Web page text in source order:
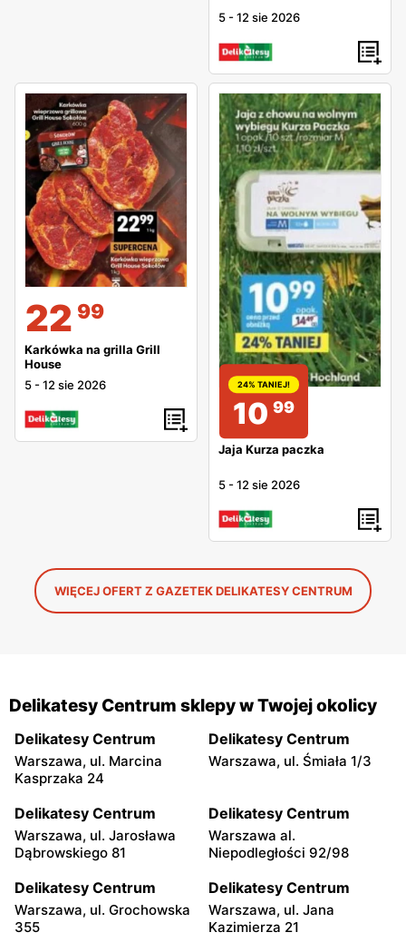
5 -12 sie 2026
22 99
Karkówka na grilla Grill
House
5 -12 sie 2026 24% TANIEJ!
10 99
Jaja Kurza paczka
5 -12 sie 2026
WIĘCEJ OFERT Z GAZETEK DELIKATESY CENTRUM
Delikatesy Centrum sklepy w Twojej okolicy
Delikatesy Centrum
Warszawa, ul. Marcina
Kasprzaka 24
Delikatesy Centrum
Warszawa, ul. Śmiała 1/3
Delikatesy Centrum
Warszawa, ul. Jarosława
Dąbrowskiego 81
Delikatesy Centrum
Warszawa al.
Niepodległości 92/98
Delikatesy Centrum
Warszawa, ul. Grochowska
355
Delikatesy Centrum
Warszawa, ul. Jana
Kazimierza 21